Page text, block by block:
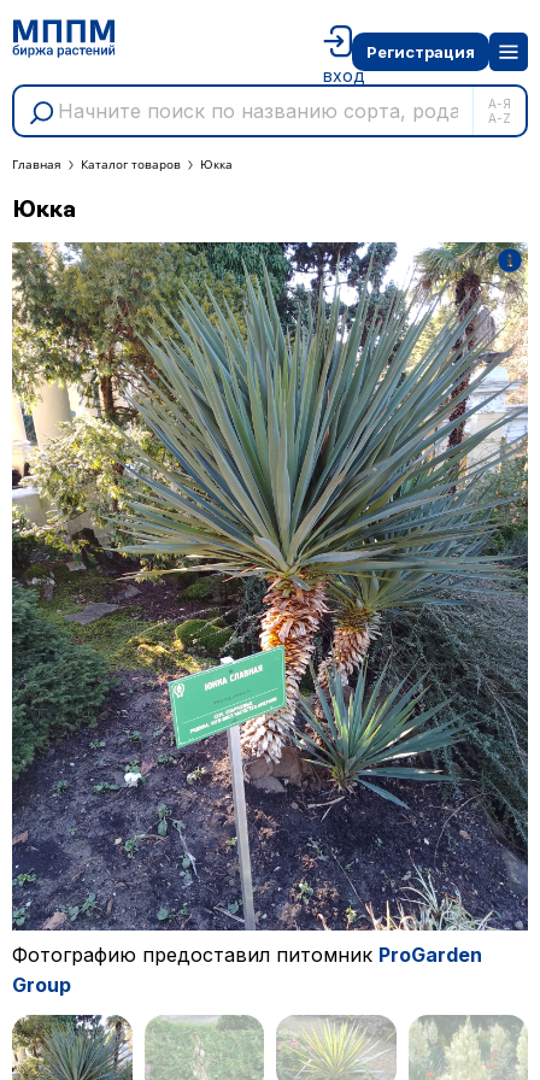
А-Я
A-Z
вход
Регистрация
Главная Каталог товаров Юкка
Юкка
Фотографию предоставил питомник ProGarden
Group